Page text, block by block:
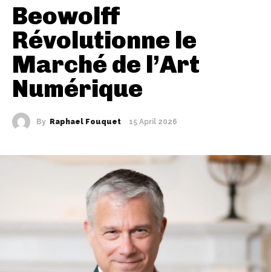
Beowolff
Révolutionne le
Marché de l’Art
Numérique
By Raphael Fouquet 15 April 2026